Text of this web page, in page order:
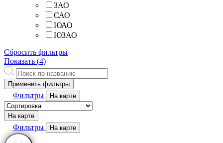
ЗАО
САО
ЮАО
ЮЗАО
Сбросить фильтры
Показать (4)
Применить фильтры
Фильтры На карте
На карте
Фильтры На карте